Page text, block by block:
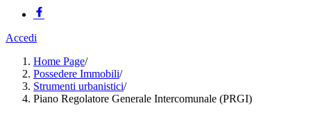
Accedi
Home Page/
Possedere Immobili/
Strumenti urbanistici/
Piano Regolatore Generale Intercomunale (PRGI)